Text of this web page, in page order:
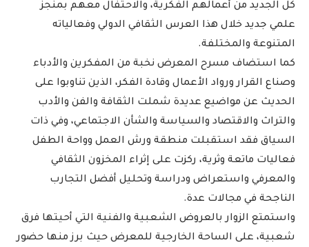
كل الجديد من أعمالهم الفكرية، والاحتفال معهم بمنجز
علمي جديد خلال هذا العرس الثقافي الدولي وفعالياته
المتنوعة والمختلفة.
كما استضاف مسرح المعرض نخبة من المفكرين والأدباء
وصناع القرار ورواد الأعمال وقادة الفكر، الذين تناوبوا على
الحديث عن مواضيع عديدة شملت الثقافة والفن والأدب
والتراث والاقتصاد والسياسة والشأن الاجتماعي، وفي ذات
السياق فقد استقبلت منطقة ورش العمل وواحة الطفل
فعاليات ماتعة وثرية، ركزت على إثراء المخزون الثقافي
والمعرفي واستعراض ودراسة وتحليل أفضل التجارب
الناجحة في مجالات عدة.
واستمتع الزوار بالعروض الشعبية والفنية التي أحيتها فرق
شعبية، على الساحة الخارجية للمعرض حيث برز منها حضور